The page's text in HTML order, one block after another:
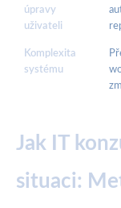
úpravy
uživateli
Komplexita
systému
Jak IT
situaci: